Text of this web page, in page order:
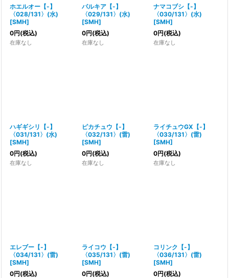
ホエルオー【-】
〈028/131〉(水)
[SMH]
0円(税込)
在庫なし
パルキア【-】
〈029/131〉(水)
[SMH]
0円(税込)
在庫なし
ナマコブシ【-】
〈030/131〉(水)
[SMH]
0円(税込)
在庫なし
ハギギシリ【-】
〈031/131〉(水)
[SMH]
0円(税込)
在庫なし
ピカチュウ【-】
〈032/131〉(雷)
[SMH]
0円(税込)
在庫なし
ライチュウGX【-】
〈033/131〉(雷)
[SMH]
0円(税込)
在庫なし
エレブー【-】
〈034/131〉(雷)
[SMH]
0円(税込)
ライコウ【-】
〈035/131〉(雷)
[SMH]
0円(税込)
コリンク【-】
〈036/131〉(雷)
[SMH]
0円(税込)